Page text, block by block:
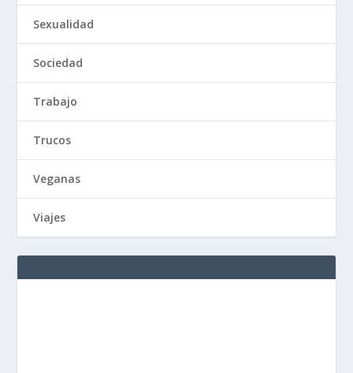
Sexualidad
Sociedad
Trabajo
Trucos
Veganas
Viajes